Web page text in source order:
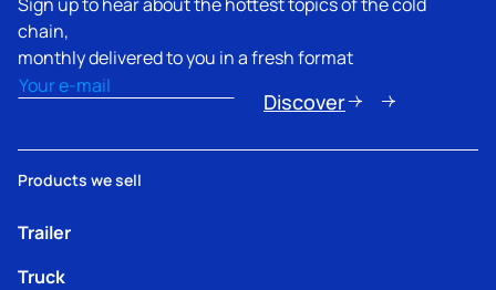
chain,
monthly delivered to you in a fresh format
Email(Obbligatorio)
Discover
Products we sell
Trailer
Truck